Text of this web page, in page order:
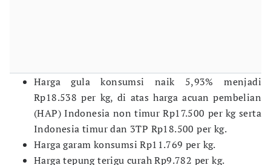
Harga gula konsumsi naik 5,93% menjadi
Rp18.538 per kg, di atas harga acuan pembelian
(HAP) Indonesia non timur Rp17.500 per kg serta
Indonesia timur dan 3TP Rp18.500 per kg.
Harga garam konsumsi Rp11.769 per kg.
Harga tepung terigu curah Rp9.782 per kg.